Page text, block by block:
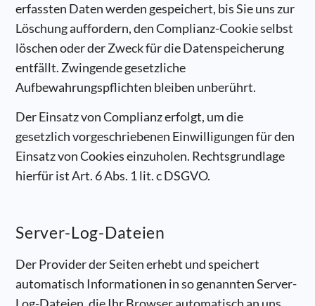
erfassten Daten werden gespeichert, bis Sie uns zur
Löschung auffordern, den Complianz-Cookie selbst
löschen oder der Zweck für die Datenspeicherung
entfällt. Zwingende gesetzliche
Aufbewahrungspflichten bleiben unberührt.
Der Einsatz von Complianz erfolgt, um die
gesetzlich vorgeschriebenen Einwilligungen für den
Einsatz von Cookies einzuholen. Rechtsgrundlage
hierfür ist Art. 6 Abs. 1 lit. c DSGVO.
Server-Log-Dateien
Der Provider der Seiten erhebt und speichert
automatisch Informationen in so genannten Server-